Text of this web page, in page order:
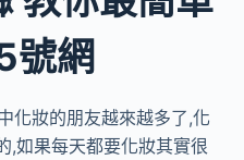
號網
化妝的朋友越來越多了,化
,如果每天都要化妝其實很